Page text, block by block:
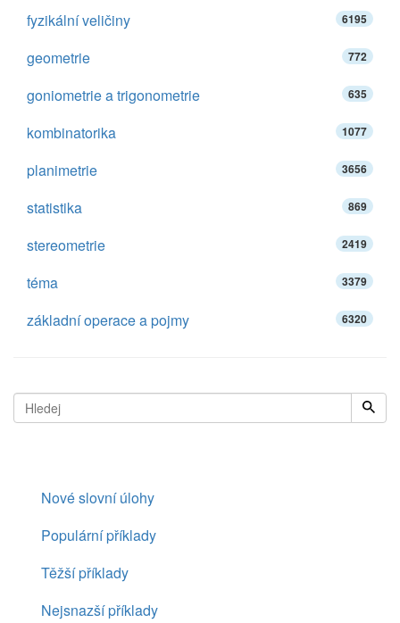
fyzikální veličiny 6195
geometrie 772
goniometrie a trigonometrie 635
kombinatorika 1077
planimetrie 3656
statistika 869
stereometrie 2419
téma 3379
základní operace a pojmy 6320
Nové slovní úlohy
Populární příklady
Těžší příklady
Nejsnazší příklady